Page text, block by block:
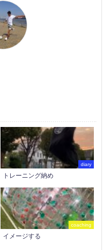
diary
トレーニング納め
coaching
イメージする